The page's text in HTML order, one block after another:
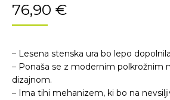
76,90 €
– Lesena stenska ura bo lepo
– Ponaša se z modernim polkrožnim
dizajnom.
– Ima tihi mehanizem, ki bo na